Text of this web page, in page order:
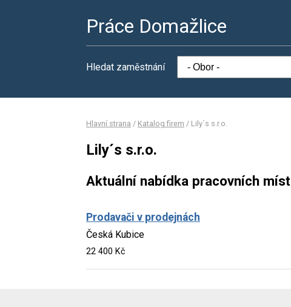
Práce Domažlice
Hledat zaměstnání
Hlavní strana / Katalog firem / Lily´s s.r.o.
Lily´s s.r.o.
Aktuální nabídka pracovních míst
Prodavači v prodejnách
Česká Kubice
22 400 Kč